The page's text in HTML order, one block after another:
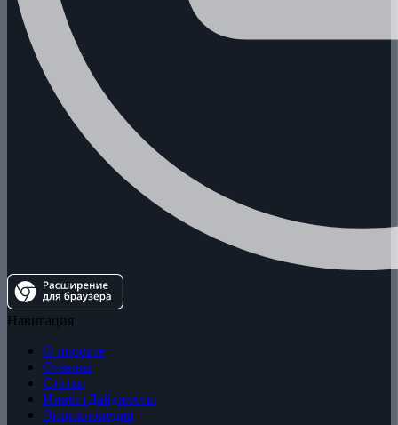
Навигация
О проекте
Отзывы
Статьи
ИнвестДайджесты
Энциклопедия